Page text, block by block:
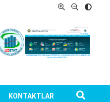
KONTAKTLAR